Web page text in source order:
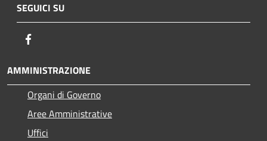
SEGUICI SU
AMMINISTRAZIONE
Organi di Governo
Aree Amministrative
Uffici